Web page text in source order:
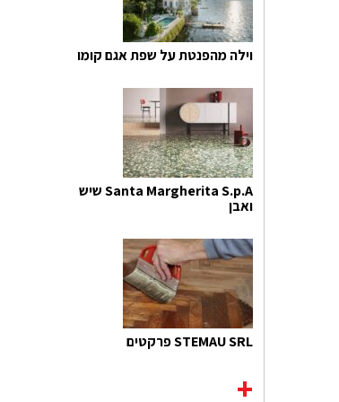
וילה מהפנטת על שפת אגם קומו
Santa Margherita S.p.A שיש
ואבן
STEMAU SRL פרקטים